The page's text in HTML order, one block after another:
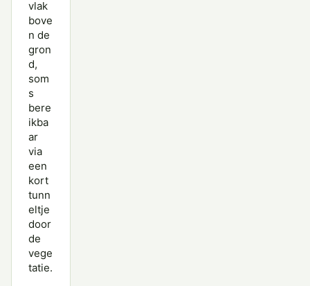
vlak
bove
n de
gron
d,
som
s
bere
ikba
ar
via
een
kort
tunn
eltje
door
de
vege
tatie.